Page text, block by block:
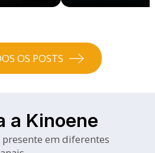
OS POSTS
a Kinoene
em diferentes